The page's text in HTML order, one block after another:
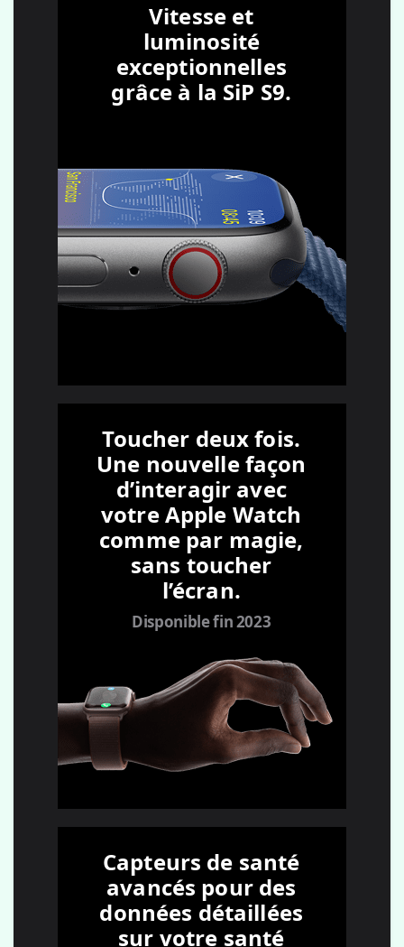
Vitesse et
luminosité
exceptionnelles
grâce à la SiP S9.
Toucher deux fois.
Une nouvelle façon
d’interagir avec
votre Apple Watch
comme par magie,
sans toucher
l’écran.
Disponible fin 2023
Capteurs de santé
avancés pour des
données détaillées
sur votre santé